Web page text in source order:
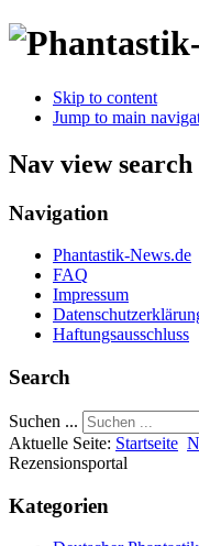
Skip to content
Jump to main
Nav view search
Navigation
Phantastik-News.de
FAQ
Impressum
Haftungsausschluss
Search
Suchen ...
Aktuelle Seite: Startseite
Rezensionsportal
Kategorien